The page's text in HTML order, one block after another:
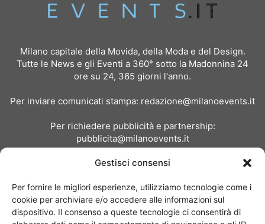
Gestisci consensi
Per fornire le migliori esperienze, utilizziamo tecnologie come i
cookie per archiviare e/o accedere alle informazioni sul
dispositivo. Il consenso a queste tecnologie ci consentirà di
Milano capitale della Movida, della Moda e del Design.
Tutte le News e gli Eventi a 360° sotto la Madonnina 24
ore su 24, 365 giorni l'anno.
Per inviare comunicati stampa: redazione@milanoevents.it
Per richiedere pubblicità e partnership:
pubblicita@milanoevents.it